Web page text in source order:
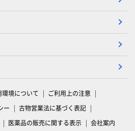
環境について
ご利用上の注意
ー
古物営業法に基づく表記
医薬品の販売に関する表示 会社案内